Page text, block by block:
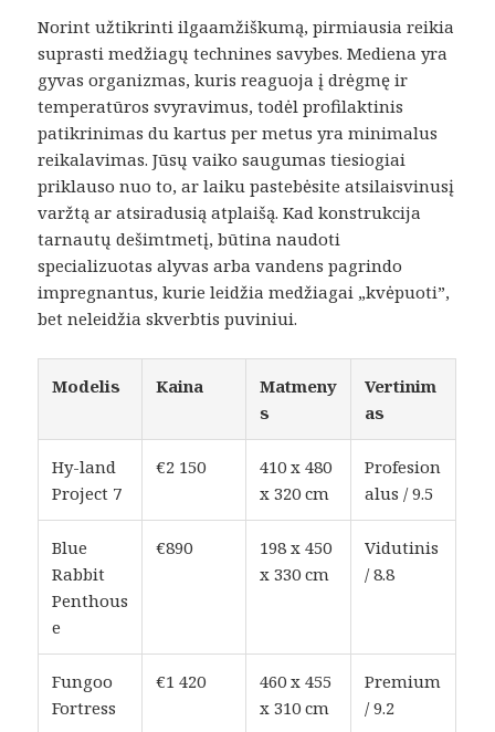
Norint užtikrinti ilgaamžiškumą, pirmiausia reikia
suprasti medžiagų technines savybes. Mediena yra
gyvas organizmas, kuris reaguoja į drėgmę ir
temperatūros svyravimus, todėl profilaktinis
patikrinimas du kartus per metus yra minimalus
reikalavimas. Jūsų vaiko saugumas tiesiogiai
priklauso nuo to, ar laiku pastebėsite atsilaisvinusį
varžtą ar atsiradusią atplaišą. Kad konstrukcija
tarnautų dešimtmetį, būtina naudoti
specializuotas alyvas arba vandens pagrindo
impregnantus, kurie leidžia medžiagai „kvėpuoti”,
bet neleidžia skverbtis puviniui.
Modelis Kaina
Matmeny
s
Vertinim
as
Hy-land
Project 7
€2 150
410 x 480
x 320 cm
Profesion
alus / 9.5
Blue
Rabbit
Penthous
e
€890
198 x 450
x 330 cm
Vidutinis
/ 8.8
Fungoo
Fortress
€1 420
460 x 455
x 310 cm
Premium
/ 9.2